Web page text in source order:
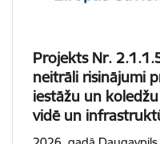
Projekts Nr.
neitrāli risinājumi
iestāžu un
vidē un